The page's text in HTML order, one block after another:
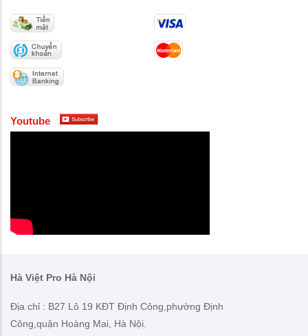
Hỗ trợ khách hàng
Hướng dẫn mua hàng online
Các hình thức thanh toán
Các hình thức mua hàng
Hình thức thanh toán